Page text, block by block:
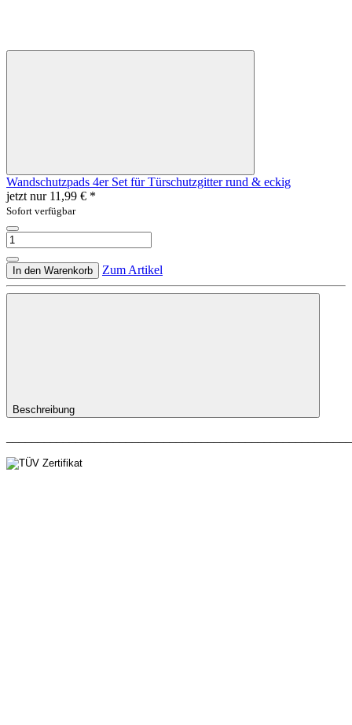
Wandschutzpads 4er Set für Türschutzgitter rund & eckig
jetzt nur 11,99 € *
Sofort verfügbar
In den Warenkorb Zum Artikel
Beschreibung